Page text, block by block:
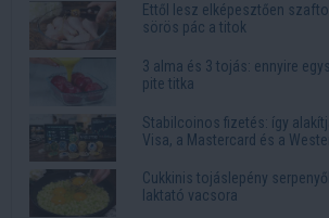
Ettől lesz elképesztően
sörös pác a titok
3 alma és 3 tojás: ennyire
pite titka
Stabilcoinos fizetés: így
Visa, a Mastercard és a
Cukkinis tojáslepény
laktató vacsora